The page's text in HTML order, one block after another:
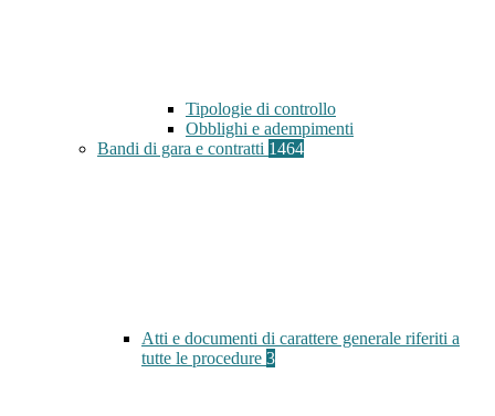
Tipologie di controllo
Obblighi e adempimenti
Bandi di gara e contratti 1464
Atti e documenti di carattere generale riferiti a
tutte le procedure 3